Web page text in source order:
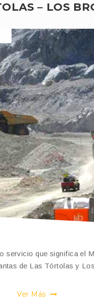
– LOS
servicio que significa el
de Las Tórtolas y
Ver Más